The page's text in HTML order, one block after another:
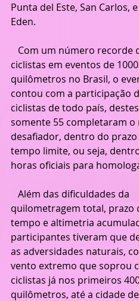
Punta del Este, San Carlos,
Eden.
ciclistas em eventos de 1000
quilômetros no Brasil, o
contou com a participação
ciclistas de todo país, destes
somente 55 completaram
desafiador, dentro do
tempo limite, ou seja,
horas oficiais para
quilometragem total, prazo
tempo e altimetria
participantes tiveram que
as adversidades naturais,
vento extremo que soprou
ciclistas já nos primeiros
quilômetros, até a cidade